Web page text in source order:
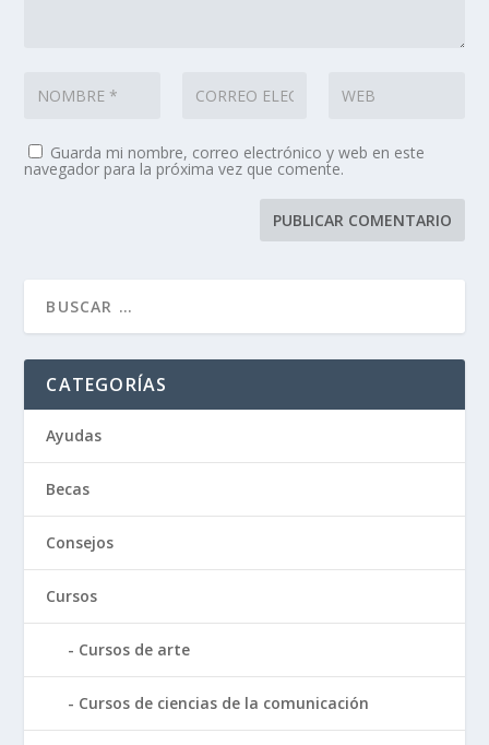
Guarda mi nombre, correo electrónico y web en este
navegador para la próxima vez que comente.
CATEGORÍAS
Ayudas
Becas
Consejos
Cursos
Cursos de arte
Cursos de ciencias de la comunicación